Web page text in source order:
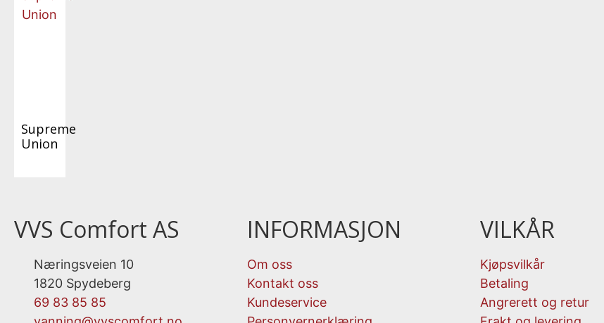
Supreme
Union
VVS Comfort AS
Næringsveien 10
1820 Spydeberg
69 83 85 85
INFORMASJON
Om oss
Kontakt oss
Kundeservice
VILKÅR
Kjøpsvilkår
Betaling
Angrerett og retur